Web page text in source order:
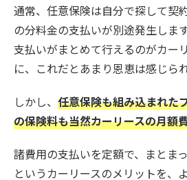
通常、任意保険は自分で探して契
の分料金の支払いが別途発生します
支払いがまとめて行えるのがカー
に、これだとあまり恩恵は感じら
しかし、 任意保険も組み込まれた
の保険料も当然カーリースの月額
諸費用の支払いを定額で、まとま
というカーリースのメリットを、